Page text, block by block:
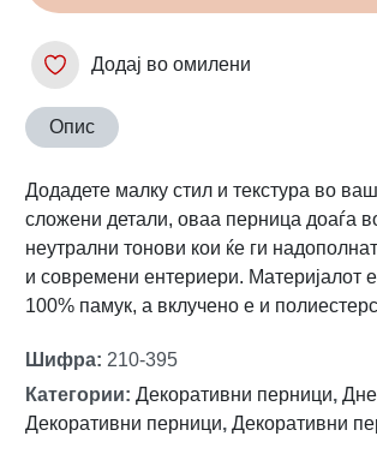
Додај во омилени
Опис
Додадете малку стил и текстура во
сложени детали, оваа перница доаѓа
неутрални тонови кои ќе ги
и современи ентериери. Материјалот
100% памук, а вклучено е и
Шифра: 210-395
Категории: Декоративни перници,
Декоративни перници, Декоративни